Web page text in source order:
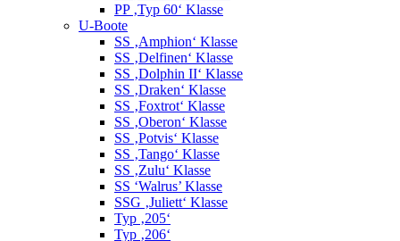
PP ‚Typ 60‘ Klasse
U-Boote
SS ‚Amphion‘ Klasse
SS ‚Delfinen‘ Klasse
SS ‚Dolphin II‘ Klasse
SS ‚Draken‘ Klasse
SS ‚Foxtrot‘ Klasse
SS ‚Oberon‘ Klasse
SS ‚Potvis‘ Klasse
SS ‚Tango‘ Klasse
SS ‚Zulu‘ Klasse
SS ‘Walrus’ Klasse
SSG ‚Juliett‘ Klasse
Typ ‚205‘
Typ ‚206‘